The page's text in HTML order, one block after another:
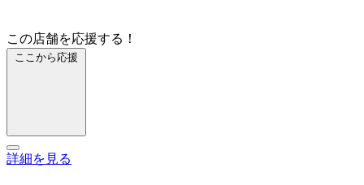
この店舗を応援する！
ここから応援
詳細を見る